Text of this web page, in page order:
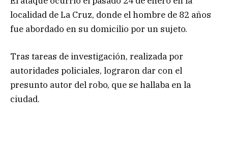
localidad de La Cruz, donde el hombre de 82 años
fue abordado en su domicilio por un sujeto.
Tras tareas de investigación, realizada por
autoridades policiales, lograron dar con el
presunto autor del robo, que se hallaba en la
ciudad.